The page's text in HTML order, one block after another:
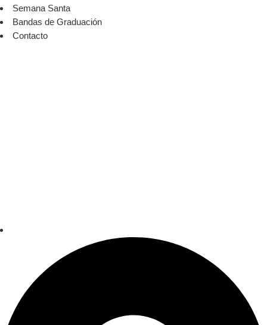
Semana Santa
Bandas de Graduación
Contacto